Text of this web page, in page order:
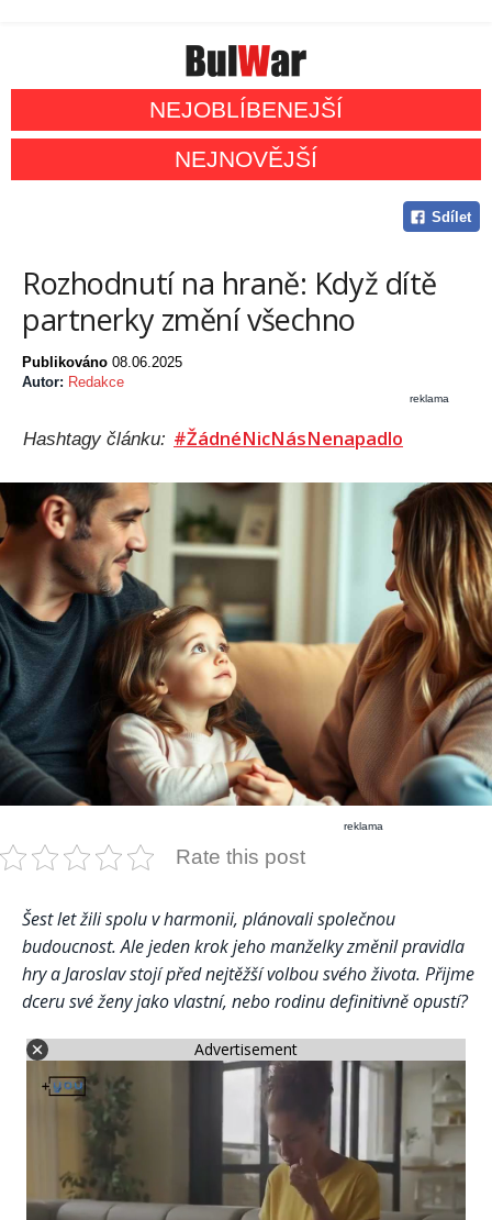
NEJOBLÍBENEJŠÍ
NEJNOVĚJŠÍ
Sdílet
Rozhodnutí na hraně: Když dítě
partnerky změní všechno
Publikováno 08.06.2025
Autor: Redakce
reklama
Hashtagy článku: #ŽádnéNicNásNenapadlo
reklama
Rate this post
Šest let žili spolu v harmonii, plánovali společnou
budoucnost. Ale jeden krok jeho manželky změnil pravidla
hry a Jaroslav stojí před nejtěžší volbou svého života. Přijme
dceru své ženy jako vlastní, nebo rodinu definitivně opustí?
Advertisement